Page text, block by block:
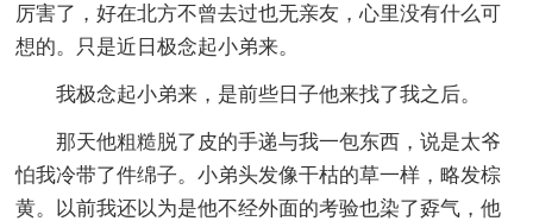
厉害了，好在北方不曾去过也无亲友，心里没有什么可
想的。只是近日极念起小弟来。
我极念起小弟来，是前些日子他来找了我之后。
那天他粗糙脱了皮的手递与我一包东西，说是太爷
怕我冷带了件绵子。小弟头发像干枯的草一样，略发棕
黄。以前我还以为是他不经外面的考验也染了孬气，他